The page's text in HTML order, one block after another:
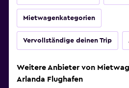
Mietwagenkategorien
Vervollständige deinen Trip
Weitere Anbieter von
Arlanda Flughafen